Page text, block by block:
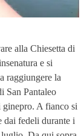
alla Chiesetta di
e si
raggiungere la
San Pantaleo
ginepro. A fianco si
dai fedeli durante i